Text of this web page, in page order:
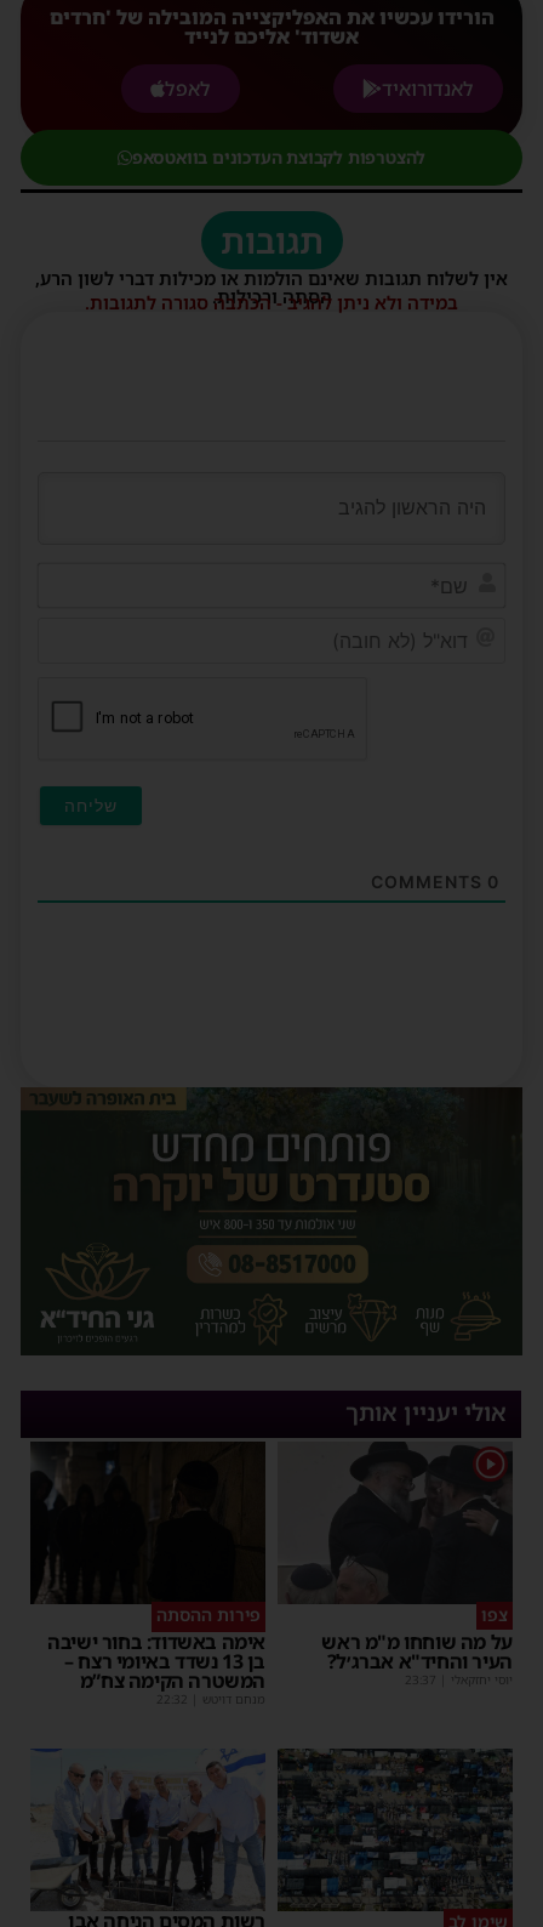
הורידו עכשיו את האפליקצייה המובילה של 'חרדים
אשדוד' אליכם לנייד
לאנדורואיד
לאפל
להצטרפות לקבוצת העדכונים בוואטסאפ
תגובות
אין לשלוח תגובות שאינם הולמות או מכילות דברי לשון הרע,
הסתה ורכילות.
במידה ולא ניתן להגיב - הכתבה סגורה לתגובות.
0
אולי יעניין אותך
1
צפו
על מה שוחחו מ"מ ראש
העיר והחיד"א אברג׳ל?
יוסי יחזקאלי 23:37
פירות ההסתה
אימה באשדוד: בחור ישיבה
בן 13 נשדד באיומי רצח –
המשטרה הקימה צח”מ
מנחם דויטש 22:32
שימו לב רשות המסים הניחה אבן